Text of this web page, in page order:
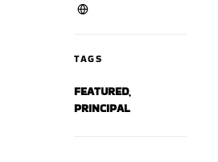
TAGS
FEATURED,
PRINCIPAL